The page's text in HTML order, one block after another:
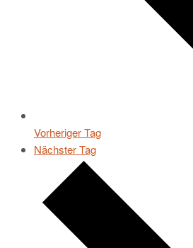
Vorheriger Tag
Nächster Tag